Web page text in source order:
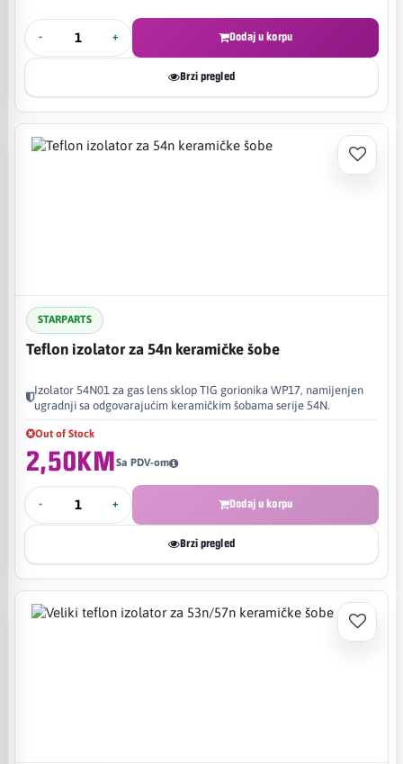
- + Dodaj u korpu
Brzi pregled
STARPARTS
Teflon izolator za 54n keramičke šobe
Izolator 54N01 za gas lens sklop TIG gorionika WP17, namijenjen
ugradnji sa odgovarajućim keramičkim šobama serije 54N.
Out of Stock
2,50KMSa PDV-om
- + Dodaj u korpu
Brzi pregled